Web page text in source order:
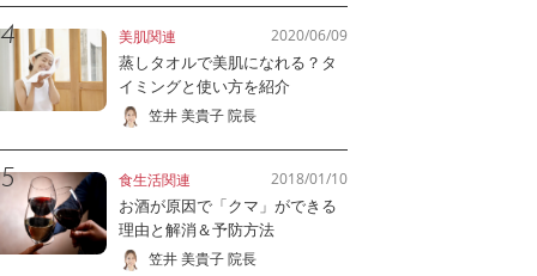
美肌関連 2020/06/09
蒸しタオルで美肌になれる？タ
イミングと使い方を紹介
笠井 美貴子 院長
食生活関連 2018/01/10
お酒が原因で「クマ」ができる
理由と解消＆予防方法
笠井 美貴子 院長